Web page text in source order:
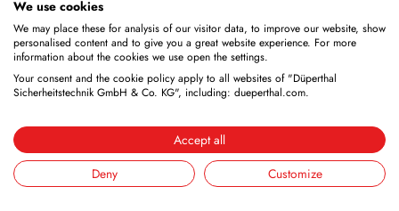
Lagercontainer
Reinigungsgefäße
Zapfhähne
Unternehmen
Über uns
Karriere
Messen
We use cookies
We may place these for analysis of our visitor data, to improve our website, show
personalised content and to give you a great website experience. For more
information about the cookies we use open the settings.
Your consent and the cookie policy apply to all websites of "Düperthal
Sicherheitstechnik GmbH & Co. KG", including: dueperthal.com.
Accept all
Deny
Customize